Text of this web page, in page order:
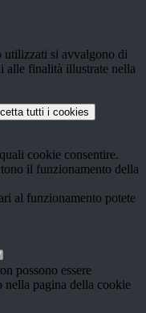
utilizzati si avvalgono di
alle finalità illustrate nella
tutti i cookies
cookie consentire.
il funzionamento della
al funzionamento potete
possono essere
nella pagina della cookie